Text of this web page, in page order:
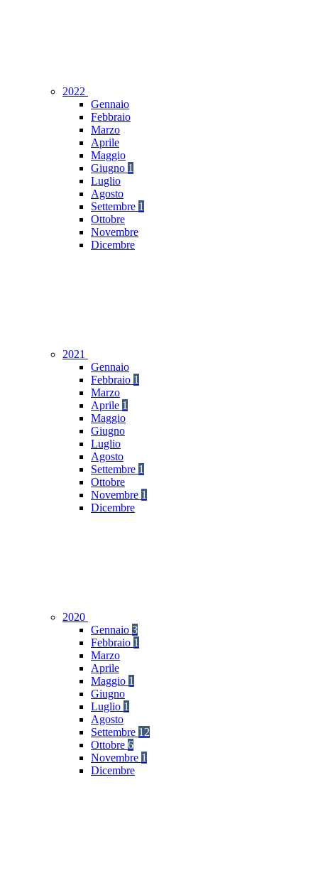
2022
Gennaio
Febbraio
Marzo
Aprile
Maggio
Giugno 1
Luglio
Agosto
Settembre 1
Ottobre
Novembre
Dicembre
2021
Gennaio
Febbraio 1
Marzo
Aprile 1
Maggio
Giugno
Luglio
Agosto
Settembre 1
Ottobre
Novembre 1
Dicembre
2020
Gennaio 3
Febbraio 1
Marzo
Aprile
Maggio 1
Giugno
Luglio 1
Agosto
Settembre 12
Ottobre 6
Novembre 1
Dicembre